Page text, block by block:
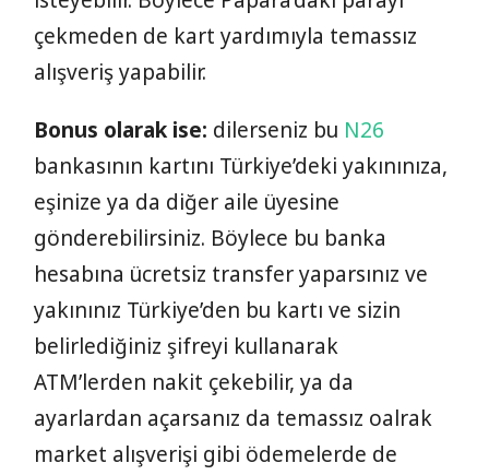
çekmeden de kart yardımıyla temassız
alışveriş yapabilir.
Bonus olarak ise: dilerseniz bu N26
bankasının kartını Türkiye’deki yakınınıza,
eşinize ya da diğer aile üyesine
gönderebilirsiniz. Böylece bu banka
hesabına ücretsiz transfer yaparsınız ve
yakınınız Türkiye’den bu kartı ve sizin
belirlediğiniz şifreyi kullanarak
ATM’lerden nakit çekebilir, ya da
ayarlardan açarsanız da temassız oalrak
market alışverişi gibi ödemelerde de